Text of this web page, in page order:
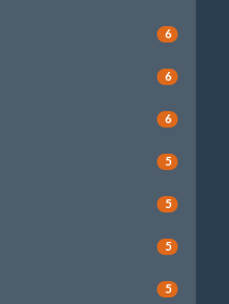
6
6
6
5
5
5
5